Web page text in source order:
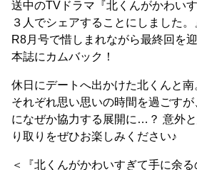
送中のTVドラマ『北くんがかわい
３人でシェアすることにしました
R8月号で惜しまれながら最終回を
本誌にカムバック！
休日にデートへ出かけた北くんと
それぞれ思い思いの時間を過ごす
になぜか協力する展開に…？ 意外
り取りをぜひお楽しみください♪
＜『北くんがかわいすぎて手に余